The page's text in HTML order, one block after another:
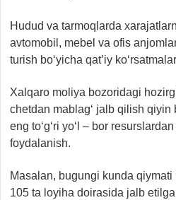
Hudud va tarmoqlarda
avtomobil, mebel va ofis
turish bo‘yicha qat’iy
Xalqaro moliya bozoridagi
chetdan mablag‘ jalb qilish qiyin
eng to‘g‘ri yo‘l – bor
foydalanish.
Masalan, bugungi kunda qiymati
105 ta loyiha doirasida jalb